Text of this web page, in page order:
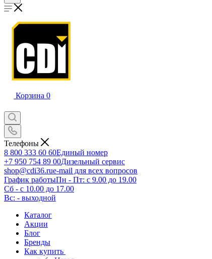
Корзина 0
Телефоны
8 800 333 60 60Единый номер
+7 950 754 89 00Дизельный сервис
shop@cdi36.rue-mail для всех вопросов
График работыПн - Пт: с 9.00 до 19.00
Сб - с 10.00 до 17.00
Вс: - выходной
Каталог
Акции
Блог
Бренды
Как купить